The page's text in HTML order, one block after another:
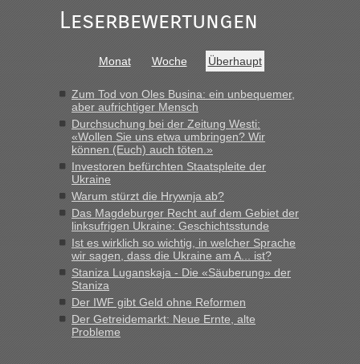
„Gestern 6 Stunden warten vor der Grenze Richtung Polen
in Krakowez mit dem Kleinbus. Abfertigung ging dann
Berichte und Reisetipps • Re: An welchem
Grenzübergang zwischen Polen und der Ukraine geht es am
schnellsten?
„Bin am Montag 15.6.26 um 8 Uhr in Urgyniw ausgereist,
das erste Mal an einem Montagmorgen ca. 15 Fahrzeuge
vor mir, bin sonst der Erste oder Zweite, egal, nach ca 20
Minuten wurde dann die nächste Welle...“
Berichte und Reisetipps • Re: An welchem
Grenzübergang zwischen Polen und der Ukraine geht es am
schnellsten?
„Derzeit, ist es überall sehr voll an den Grenzen Ukraine/
Polen. Zb. Krakovets 100 PKW ca. 10 h Wartezeit. Wollen
Montag rüber, versuchen es sehr früh.“
Leserbewertungen
Monat Woche Überhaupt
Zum Tod von Oles Busina: ein unbequemer,
aber aufrichtiger Mensch
Durchsuchung bei der Zeitung Westi:
«Wollen Sie uns etwa umbringen? Wir
können (Euch) auch töten.»
Investoren befürchten Staatspleite der
Ukraine
Warum stürzt die Hrywnja ab?
Das Magdeburger Recht auf dem Gebiet der
linksufrigen Ukraine: Geschichtsstunde
Ist es wirklich so wichtig, in welcher Sprache
wir sagen, dass die Ukraine am A... ist?
Staniza Luganskaja - Die «Säuberung» der
Staniza
Der IWF gibt Geld ohne Reformen
Der Getreidemarkt: Neue Ernte, alte
Probleme